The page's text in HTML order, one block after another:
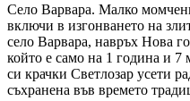
Село Варвара. Малко
включи в изгонването на
село Варвара, навръх Нова
който е само на 1 година и 7
си крачки Светлозар усети
съхранена във времето